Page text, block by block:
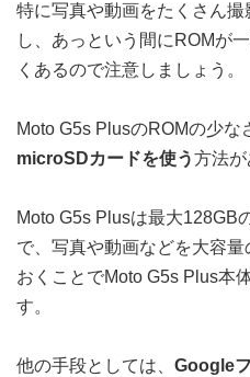
特に写真や動画をたくさん
し、あっという間にROMが
くあるので注意しましょう。
Moto G5s PlusのROMの少
microSDカードを使う方法が
Moto G5s Plusは最大128GB
で、写真や動画などを大容
おくことでMoto G5s Plus本
す。
他の手段としては、 Google